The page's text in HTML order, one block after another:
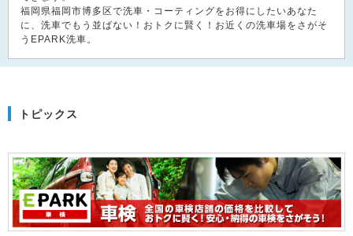
福岡県福岡市博多区で洗車・コーティングをお得にしたいあなた
に、洗車でもう並ばない！おトクに賢く！お近くの洗車場をさがそ
うEPARK洗車。
トピックス